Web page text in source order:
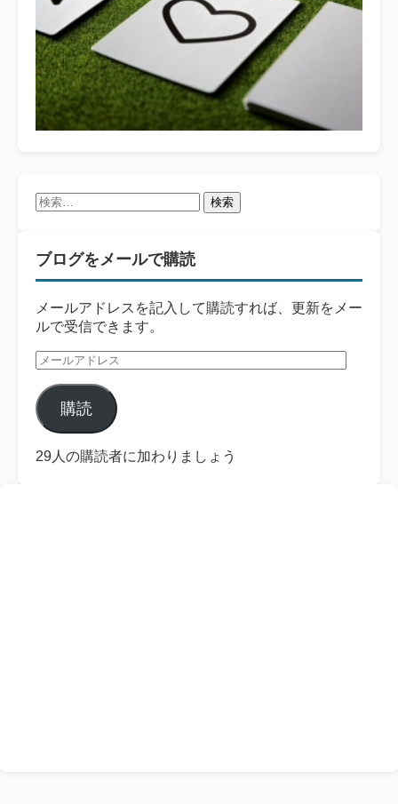
検
ブログをメールで購読
メールアドレスを記入して購読すれば、更新をメー
ルで受信できます。
メ
ル
ア
ド
レ
購読
29人の購読者に加わりましょう